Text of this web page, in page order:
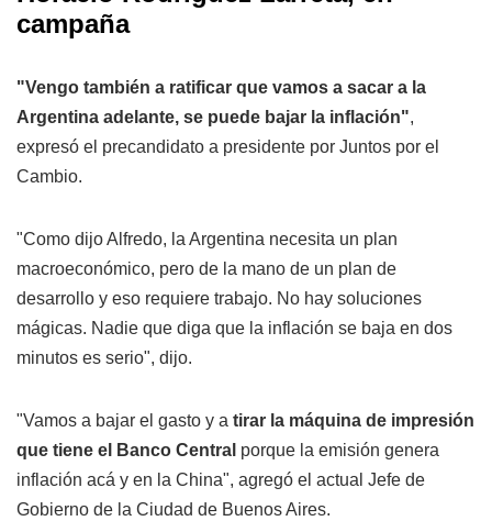
campaña
"Vengo también a ratificar que vamos a sacar a la
Argentina adelante, se puede bajar la inflación",
expresó el precandidato a presidente por Juntos por el
Cambio.
"Como dijo Alfredo, la Argentina necesita un plan
macroeconómico, pero de la mano de un plan de
desarrollo y eso requiere trabajo. No hay soluciones
mágicas. Nadie que diga que la inflación se baja en dos
minutos es serio", dijo.
"Vamos a bajar el gasto y a tirar la máquina de impresión
que tiene el Banco Central porque la emisión genera
inflación acá y en la China", agregó el actual Jefe de
Gobierno de la Ciudad de Buenos Aires.